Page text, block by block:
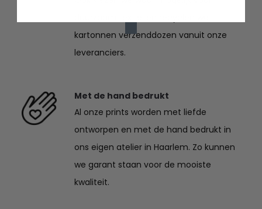
kartonnen verzenddozen vanuit onze
leveranciers.
Met de hand bedrukt
Al onze prints worden met liefde
ontworpen en met de hand bedrukt in
ons eigen atelier in Haarlem. Zo kunnen
we garant staan voor de mooiste
kwaliteit.